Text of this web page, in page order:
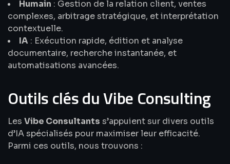
Humain : Gestion de la relation client, ventes
complexes, arbitrage stratégique, et interprétation
contextuelle.
IA : Exécution rapide, édition et analyse
documentaire, recherche instantanée, et
automatisations avancées.
Outils clés du Vibe Consulting
Les Vibe Consultants s’appuient sur divers outils
d’IA spécialisés pour maximiser leur efficacité.
Parmi ces outils, nous trouvons :